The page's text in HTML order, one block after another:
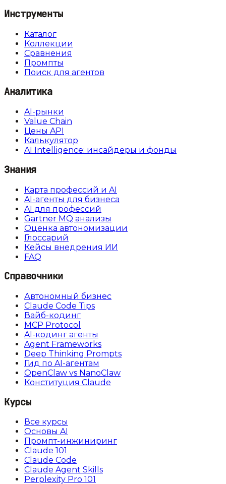
Инструменты
Каталог
Коллекции
Сравнения
Промпты
Поиск для агентов
Аналитика
AI-рынки
Value Chain
Цены API
Калькулятор
AI Intelligence: инсайдеры и фонды
Знания
Карта профессий и AI
AI-агенты для бизнеса
AI для профессий
Gartner MQ анализы
Оценка автономизации
Глоссарий
Кейсы внедрения ИИ
FAQ
Справочники
Автономный бизнес
Claude Code Tips
Вайб-кодинг
MCP Protocol
AI-кодинг агенты
Agent Frameworks
Deep Thinking Prompts
Гид по AI-агентам
OpenClaw vs NanoClaw
Конституция Claude
Курсы
Все курсы
Основы AI
Промпт-инжиниринг
Claude 101
Claude Code
Claude Agent Skills
Perplexity Pro 101